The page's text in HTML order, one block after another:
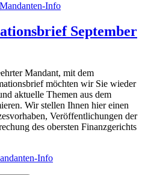
Mandanten-Info
September
Mandant, mit dem
möchten wir Sie wieder
aktuelle Themen aus dem
Wir stellen Ihnen hier einen
Veröffentlichungen der
des obersten Finanzgerichts
Info